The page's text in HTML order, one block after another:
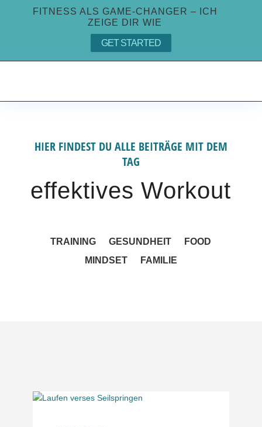
FITNESS ALS GAME-CHANGER – ICH
ZEIGE DIR WIE
GET STARTED
HIER FINDEST DU ALLE BEITRÄGE MIT DEM
TAG
effektives Workout
TRAINING GESUNDHEIT
FOOD
MINDSET
FAMILIE